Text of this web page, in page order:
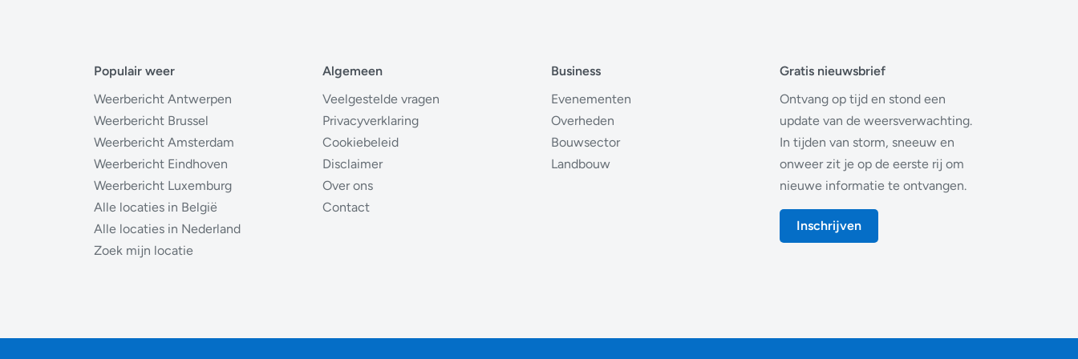
Populair weer
Weerbericht Antwerpen
Weerbericht Brussel
Weerbericht Amsterdam
Weerbericht Eindhoven
Weerbericht Luxemburg
Alle locaties in België
Alle locaties in Nederland
Zoek mijn locatie
Algemeen
Veelgestelde vragen
Privacyverklaring
Cookiebeleid
Disclaimer
Over ons
Contact
Business
Evenementen
Overheden
Bouwsector
Landbouw
Gratis nieuwsbrief
Ontvang op tijd en stond een
update van de weersverwachting.
In tijden van storm, sneeuw en
onweer zit je op de eerste rij om
nieuwe informatie te ontvangen.
Inschrijven